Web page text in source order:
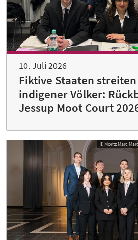
10. Juli 2026
Fiktive Staaten
indigener Völker:
Jessup Moot Court
© Moritz Marc